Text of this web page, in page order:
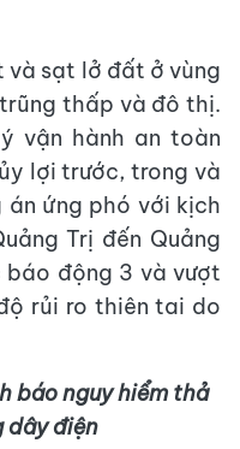
và sạt lở đất ở vùng
thấp và đô thị.
vận hành an toàn
lợi trước, trong và
án ứng phó với kịch
Trị đến Quảng
báo động 3 và vượt
rủi ro thiên tai do
báo nguy hiểm thả
dây điện